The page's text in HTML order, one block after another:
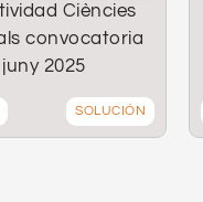
Ciències
convocatoria
juny 2025
SOLUCIÓN